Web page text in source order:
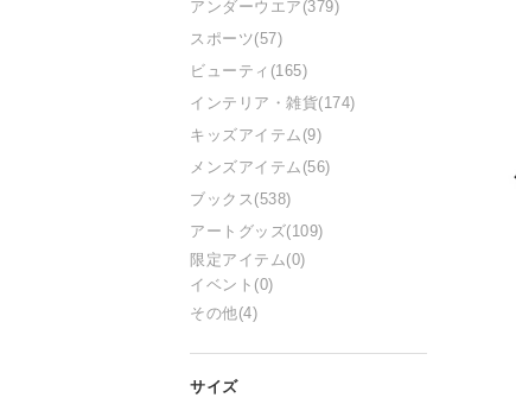
アンダーウエア (379)
スポーツ(57)
ビューティ (165)
インテリア・雑貨(174)
キッズアイテム (9)
メンズアイテム (56)
ブックス (538)
アートグッズ(109)
限定アイテム(0)
イベント (0)
その他(4)